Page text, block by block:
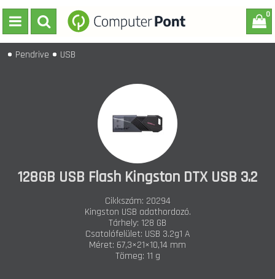
0
Pendrive USB
128GB USB Flash Kingston DTX USB 3.2
Cikkszám: 20294
Kingston USB adathordozó.
Tárhely: 128 GB
Csatolófelület: USB 3.2g1 A
Méret: 67,3×21×10,14 mm
Tömeg: 11 g